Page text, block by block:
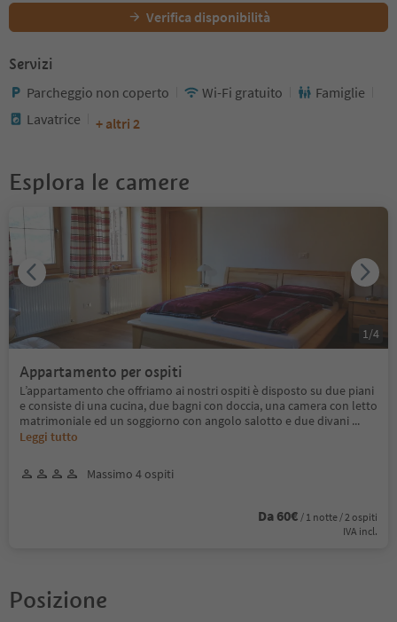
Verifica disponibilità
Servizi
Parcheggio non coperto Wi-Fi gratuito
Famiglie
Lavatrice
+ altri 2
Esplora le camere
Appartamento per ospiti
L’appartamento che offriamo ai nostri ospiti è disposto su due piani
e consiste di una cucina, due bagni con doccia, una camera con letto
matrimoniale ed un soggiorno con angolo salotto e due divani ...
Leggi tutto
Massimo 4 ospiti
Da 60€ / 1 notte / 2 ospiti
IVA incl.
1 /4
Posizione